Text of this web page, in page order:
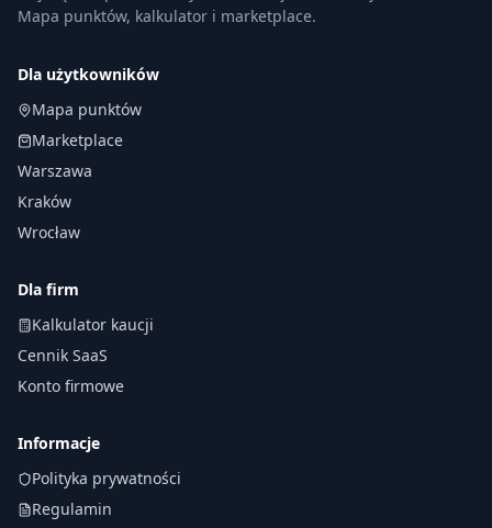
Mapa punktów, kalkulator i marketplace.
Dla użytkowników
Mapa punktów
Marketplace
Warszawa
Kraków
Wrocław
Dla firm
Kalkulator kaucji
Cennik SaaS
Konto firmowe
Informacje
Polityka prywatności
Regulamin